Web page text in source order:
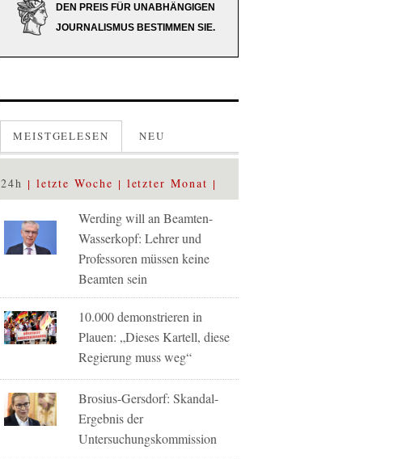
DEN PREIS FÜR UNABHÄNGIGEN
JOURNALISMUS BESTIMMEN SIE.
MEISTGELESEN NEU
24h letzte Woche letzter Monat
Werding will an Beamten-
Wasserkopf: Lehrer und
Professoren müssen keine
Beamten sein
10.000 demonstrieren in
Plauen: „Dieses Kartell, diese
Regierung muss weg“
Brosius-Gersdorf: Skandal-
Ergebnis der
Untersuchungskommission